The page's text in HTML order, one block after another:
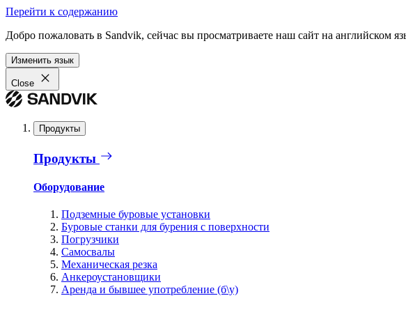
Перейти к содержанию
Добро пожаловать в Sandvik, сейчас вы просматриваете наш сайт на английском
Изменить язык
Close
Продукты
Продукты
Оборудование
Подземные буровые установки
Буровые станки для бурения с поверхности
Погрузчики
Самосвалы
Механическая резка
Анкероустановщики
Аренда и бывшее употребление (б\у)